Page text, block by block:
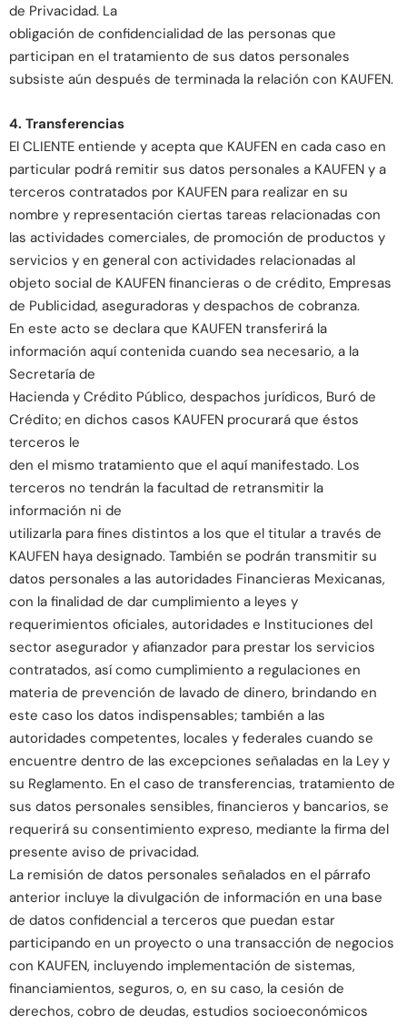
de Privacidad. La
obligación de confidencialidad de las personas que
participan en el tratamiento de sus datos personales
subsiste aún después de terminada la relación con KAUFEN.
4. Transferencias
El CLIENTE entiende y acepta que KAUFEN en cada caso en
particular podrá remitir sus datos personales a KAUFEN y a
terceros contratados por KAUFEN para realizar en su
nombre y representación ciertas tareas relacionadas con
las actividades comerciales, de promoción de productos y
servicios y en general con actividades relacionadas al
objeto social de KAUFEN financieras o de crédito, Empresas
de Publicidad, aseguradoras y despachos de cobranza.
En este acto se declara que KAUFEN transferirá la
información aquí contenida cuando sea necesario, a la
Secretaría de
Hacienda y Crédito Público, despachos jurídicos, Buró de
Crédito; en dichos casos KAUFEN procurará que éstos
terceros le
den el mismo tratamiento que el aquí manifestado. Los
terceros no tendrán la facultad de retransmitir la
información ni de
utilizarla para fines distintos a los que el titular a través de
KAUFEN haya designado. También se podrán transmitir su
datos personales a las autoridades Financieras Mexicanas,
con la finalidad de dar cumplimiento a leyes y
requerimientos oficiales, autoridades e Instituciones del
sector asegurador y afianzador para prestar los servicios
contratados, así como cumplimiento a regulaciones en
materia de prevención de lavado de dinero, brindando en
este caso los datos indispensables; también a las
autoridades competentes, locales y federales cuando se
encuentre dentro de las excepciones señaladas en la Ley y
su Reglamento. En el caso de transferencias, tratamiento de
sus datos personales sensibles, financieros y bancarios, se
requerirá su consentimiento expreso, mediante la firma del
presente aviso de privacidad.
La remisión de datos personales señalados en el párrafo
anterior incluye la divulgación de información en una base
de datos confidencial a terceros que puedan estar
participando en un proyecto o una transacción de negocios
con KAUFEN, incluyendo implementación de sistemas,
financiamientos, seguros, o, en su caso, la cesión de
derechos, cobro de deudas, estudios socioeconómicos